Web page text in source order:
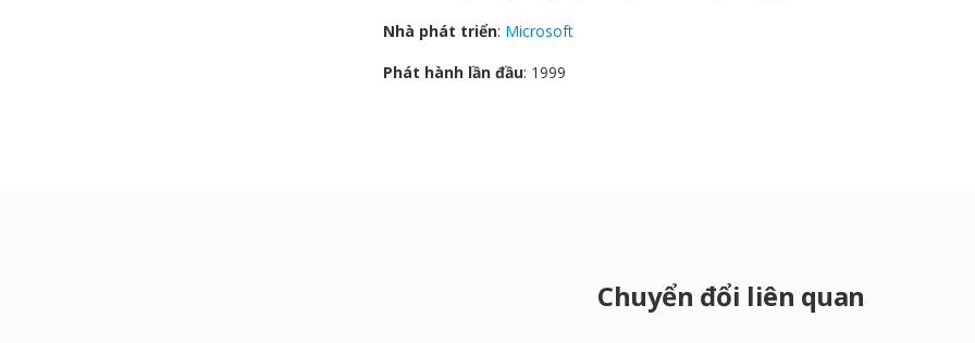
Nhà phát triển: Microsoft
Phát hành lần đầu: 1999
Chuyển đổi liên quan